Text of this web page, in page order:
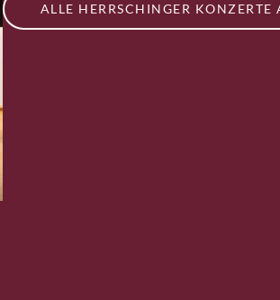
ALLE HERRSCHINGER KONZERTE